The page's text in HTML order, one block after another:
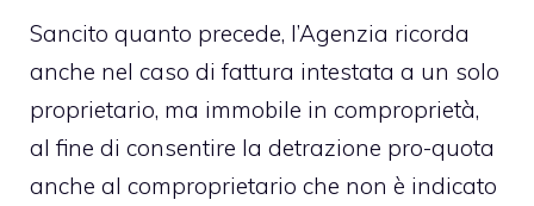
Sancito quanto precede, l’Agenzia ricorda
anche nel caso di fattura intestata a un solo
proprietario, ma immobile in comproprietà,
al fine di consentire la detrazione pro-quota
anche al comproprietario che non è indicato